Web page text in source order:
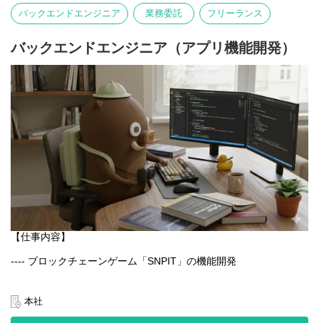
写真そのものが主役となる体験を大切にしています。
言語や文化にとらわれず、誰でも直感的に楽しめるのが特徴で
【業務内容】
- Webアプリケーションの設計・開発・運用
- GCPを用いたシステム構築・改善
- チーム内外との連携による新機能の企画・実装
- パフォーマンス・セキュリティ・可用性の最適化
バックエンドエンジニア 業務委託 フリーランス
バックエンドエンジニア（アプリ機能開発）
【仕事内容】
---- ブロックチェーンゲーム「SNPIT」の機能開発
通じ、プロダクトの改善と新機能の実装を一貫して担当いただく
ポジションです。
本社